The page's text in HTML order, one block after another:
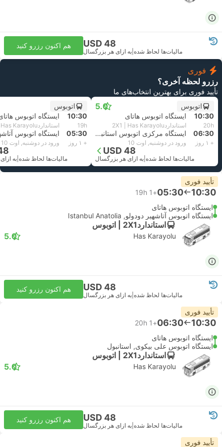
USD 48
مالیات‌ها لحاظ شده به ازای هر بزرگسال
هم اکنون رزرو کنید
فوری
رزرو لحظه آخری؟
تأیید فوری برای بهترین انتخاب‌های ما
اتوبوس
5.0
10:30 ایستگاه اتوبوس هاتای
20h استاندارد2X1 | Has Karayolu
06:30 ایستگاه مرکزی اتوبوس استانبول
+ ۱ روز ورود در دوشنبه, اوت 10
USD 48
مالیات‌ها لحاظ شده به ازای هر بزرگسال
اتوبوس
10:30
ایستگاه اتوبوس
19h استاندارد2X1 | Has Karayolu
05:30
+ ۱ روز ورود در دوشنبه, اوت 10
مالیات‌ها لحاظ شده به
تأیید فوری
10:30
05:30
+1
19h
ایستگاه اتوبوس هاتای
ایستگاه اتوبوس آتاشهیر دودولو, Istanbul Anatolia
استاندارد2X1 | اتوبوس
Has Karayolu
5.0
USD 48
مالیات‌ها لحاظ شده به ازای هر بزرگسال
هم اکنون رزرو کنید
تأیید فوری
10:30
06:30
+1
20h
ایستگاه اتوبوس هاتای
ایستگاه اتوبوس علی بیکوی, استانبول
استاندارد2X1 | اتوبوس
Has Karayolu
5.0
USD 48
مالیات‌ها لحاظ شده به ازای هر بزرگسال
هم اکنون رزرو کنید
تأیید فوری